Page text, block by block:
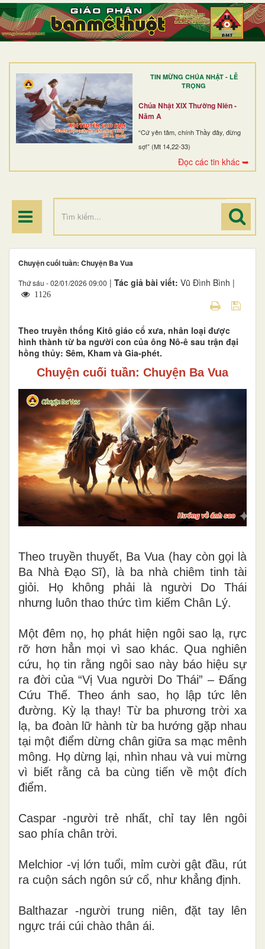
TIN MỪNG CHÚA NHẬT - LỄ
TRỌNG
Chúa Nhật XIX Thường Niên -
Năm A
“Cứ yên tâm, chính Thầy đây, đừng
sợ!” (Mt 14,22-33)
Đọc các tin khác ➥
TRANG NHẤT
GIỚI THIỆU
DÒNG TU
BAN MỤC VỤ
ĐOÀN THỂ CG
ĐIỂM HÀNH HƯƠNG
Chuyện cuối tuần: Chuyện Ba Vua
Thứ sáu - 02/01/2026 09:00 | Tác giả bài viết: Vũ Đình Bình |
1126
Theo truyền thống Kitô giáo cổ xưa, nhân loại được
hình thành từ ba người con của ông Nô-ê sau trận đại
hồng thủy: Sêm, Kham và Gia-phét.
Chuyện cuối tuần: Chuyện Ba Vua
Theo truyền thuyết, Ba Vua (hay còn gọi là
Ba Nhà Đạo Sĩ), là ba nhà chiêm tinh tài
giỏi. Họ không phải là người Do Thái
nhưng luôn thao thức tìm kiếm Chân Lý.
Một đêm nọ, họ phát hiện ngôi sao lạ, rực
rỡ hơn hẳn mọi vì sao khác. Qua nghiên
cứu, họ tin rằng ngôi sao này báo hiệu sự
ra đời của “Vị Vua người Do Thái” – Đấng
Cứu Thế. Theo ánh sao, họ lập tức lên
đường. Kỳ lạ thay! Từ ba phương trời xa
lạ, ba đoàn lữ hành từ ba hướng gặp nhau
tại một điểm dừng chân giữa sa mạc mênh
mông. Họ dừng lại, nhìn nhau và vui mừng
vì biết rằng cả ba cùng tiến về một đích
điểm.
Caspar -người trẻ nhất, chỉ tay lên ngôi
sao phía chân trời.
Melchior -vị lớn tuổi, mỉm cười gật đầu, rút
ra cuộn sách ngôn sứ cổ, như khẳng định.
Balthazar -người trung niên, đặt tay lên
ngực trái cúi chào thân ái.